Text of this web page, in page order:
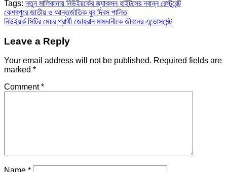
Tags: নতুন মালিকানায় নিউইয়র্কের জ্যাকসন হাইটসের নবান্ন রেস্টুরেন্ট
Post
navigation
কেশবপুরে জাতীয় ও আন্তর্জাতিক যুব দিবস পালিত
নিউইয়র্ক সিটির মেয়র প্রার্থী জোহরান মামদানীকে জীবনের এন্ডোসমেন্ট
Leave a Reply
Your email address will not be published. Required fields are
marked *
Comment*